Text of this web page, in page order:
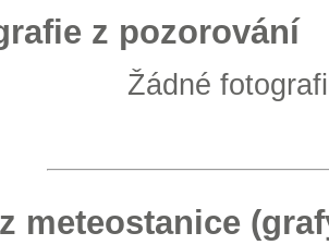
z pozorování
Žádné
meteostanice